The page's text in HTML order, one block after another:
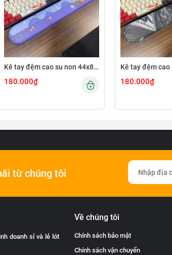
Kê tay đệm cao su non 44x8 KETAY-CUTE78-44X8
180.000₫ 180.000₫
từ chúng tôi
doanh sỉ và lẻ lót
Về chúng tôi
Chính sách bảo mật
Chính sách vận chuyển